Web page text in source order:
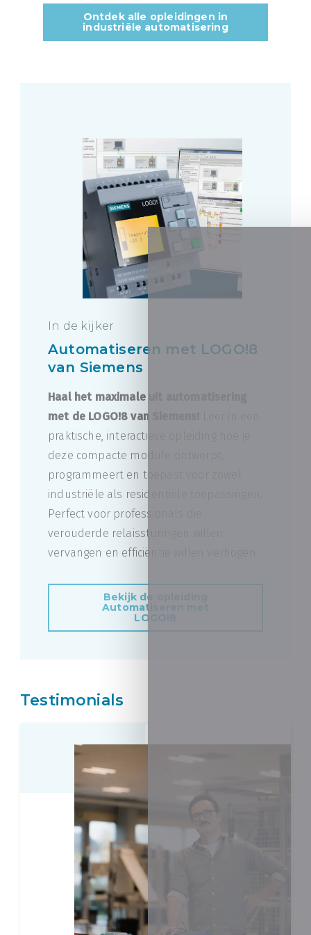
Ontdek alle opleidingen in
industriële automatisering
In de kijker
Automatiseren met LOGO!8
van Siemens
Haal het maximale uit automatisering
met de LOGO!8 van Siemens!
praktische, interactieve opleiding hoe je
deze compacte module ontwerpt,
programmeert en toepast voor zowel
industriële als residentiële toepassingen.
Perfect voor professionals die
verouderde relaissturingen willen
vervangen en efficiëntie willen verhogen.
Bekijk de opleiding
Automatiseren met
LOGO!8
Testimonials